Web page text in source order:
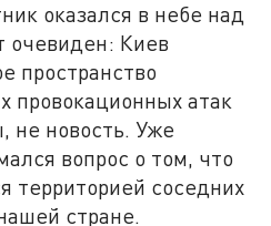
оказался в небе над
очевиден: Киев
пространство
провокационных атак
не новость. Уже
вопрос о том, что
территорией соседних
стране.